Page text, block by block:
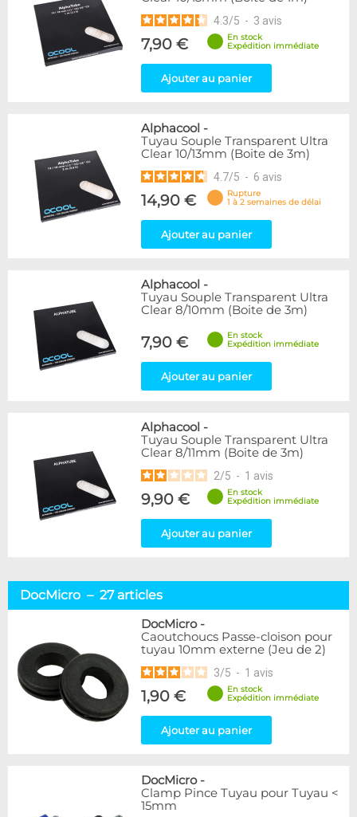
4.3/5 - 3 avis
7,90 €
En stock
Expédition immédiate
Ajouter au panier
Alphacool -
Tuyau Souple Transparent Ultra
Clear 10/13mm (Boite de 3m)
4.7/5 - 6 avis
14,90 €
Rupture
1 à 2 semaines de délai
Ajouter au panier
Alphacool -
Tuyau Souple Transparent Ultra
Clear 8/10mm (Boite de 3m)
7,90 €
En stock
Expédition immédiate
Ajouter au panier
Alphacool -
Tuyau Souple Transparent Ultra
Clear 8/11mm (Boite de 3m)
2/5 - 1 avis
9,90 €
En stock
Expédition immédiate
Ajouter au panier
DocMicro – 27 articles
DocMicro-
Caoutchoucs Passe-cloison pour
tuyau 10mm externe (Jeu de 2)
3/5 - 1 avis
1,90 €
En stock
Expédition immédiate
Ajouter au panier
DocMicro-
Clamp Pince Tuyau pour Tuyau <
15mm